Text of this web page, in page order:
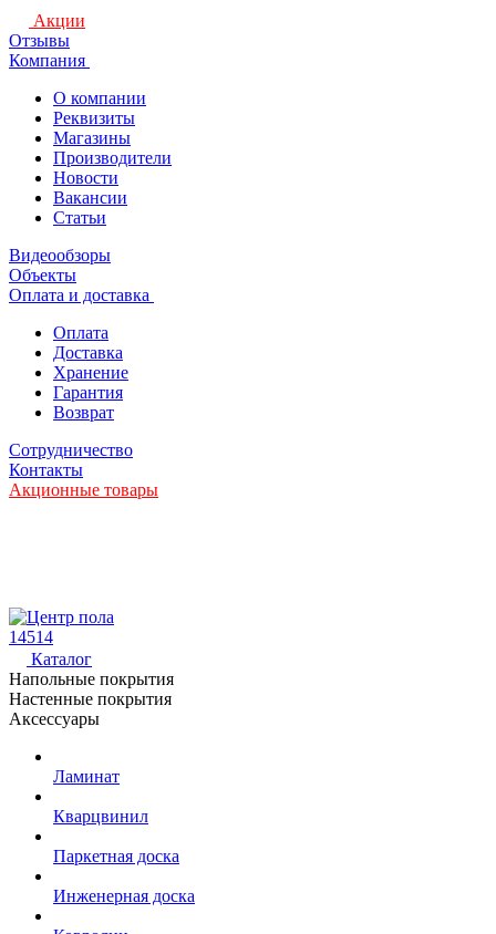
Акции
Отзывы
Компания
О компании
Реквизиты
Магазины
Производители
Новости
Вакансии
Статьи
Видеообзоры
Объекты
Оплата и доставка
Оплата
Доставка
Хранение
Гарантия
Возврат
Сотрудничество
Контакты
Акционные товары
14514
Каталог
Напольные покрытия
Настенные покрытия
Аксессуары
Ламинат
Кварцвинил
Паркетная доска
Инженерная доска